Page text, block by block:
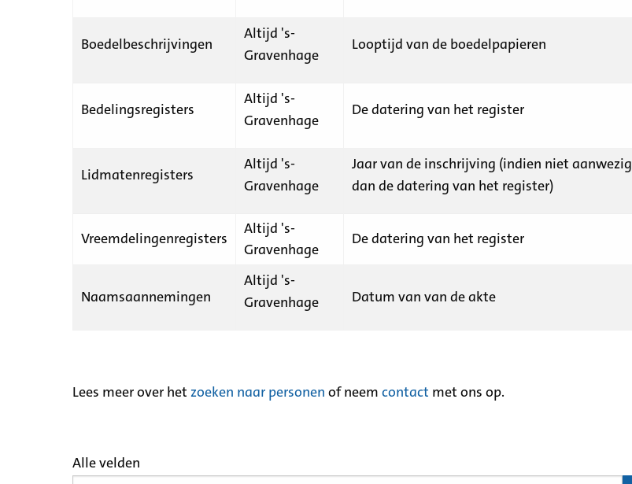
Boedelbeschrijvingen
Altijd 's-
Gravenhage
Looptijd van de boedelpapieren
Bedelingsregisters
Altijd 's-
Gravenhage
De datering van het register
Lidmatenregisters
Altijd 's-
Gravenhage
Jaar van de inschrijving (indien niet aanwezig
dan de datering van het register)
Vreemdelingenregisters
Altijd 's-
Gravenhage
De datering van het register
Naamsaannemingen
Altijd 's-
Gravenhage
Datum van van de akte
Lees meer over het zoeken naar personen of neem contact met ons op.
Alle velden